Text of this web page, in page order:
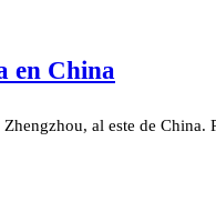
en China
al este de